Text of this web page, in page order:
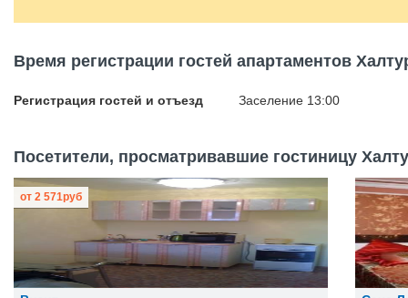
Время регистрации гостей апартаментов
Регистрация гостей и отъезд Заселение 13:00
Посетители, просматривавшие гостиницу
от 2 571руб